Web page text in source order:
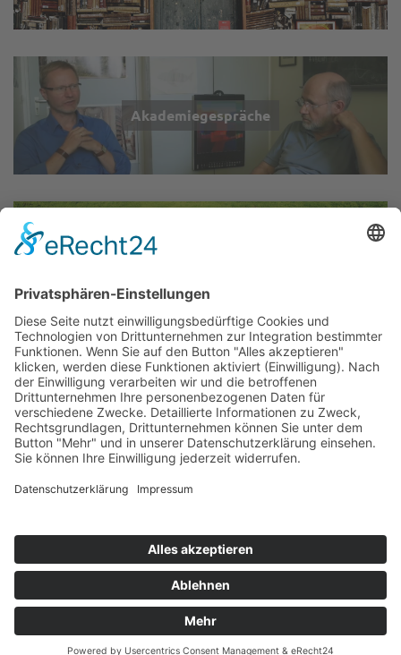
Akademiegespräche
Impressum
Datenschutz
Sitemap
▲